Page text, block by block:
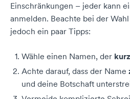
Einschränkungen – jeder kann
anmelden. Beachte bei der
jedoch ein paar Tipps:
Wähle einen Namen, der
Achte darauf, dass der Name
und deine Botschaft